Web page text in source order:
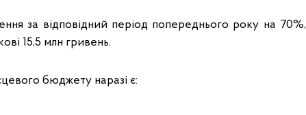
за відповідний період попереднього року на 70%,
15,5 млн гривень.
бюджету наразі є: